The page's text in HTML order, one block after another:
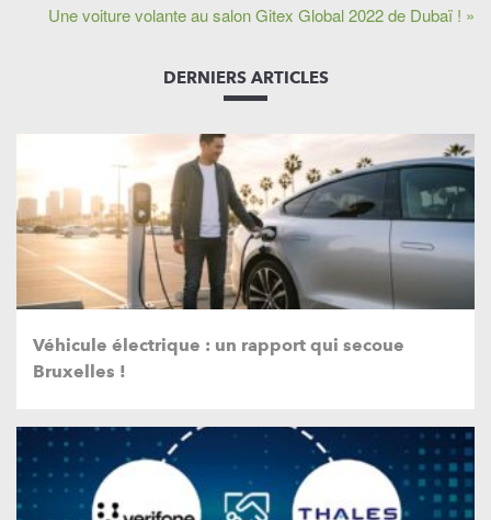
Une voiture volante au salon Gitex Global 2022 de Dubaï ! »
DERNIERS ARTICLES
Véhicule électrique : un rapport qui secoue
Bruxelles !